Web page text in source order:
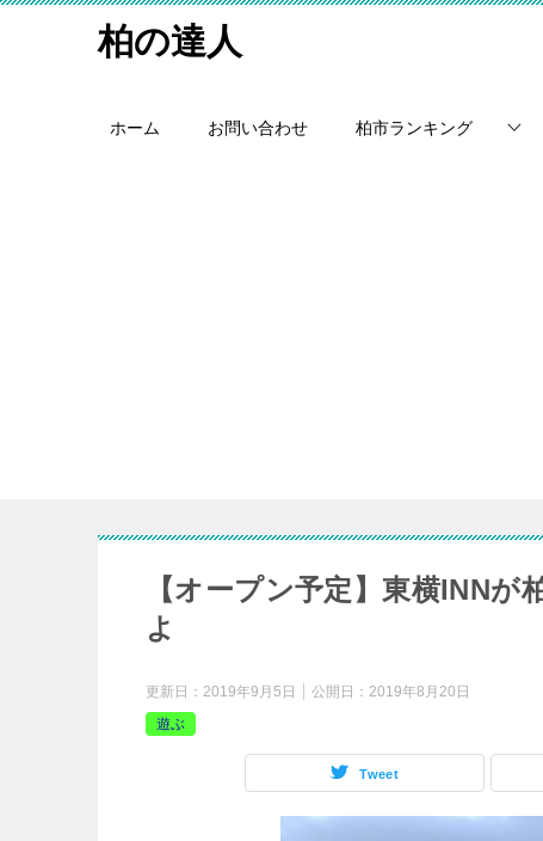
柏の達人
ホーム お問い合わせ 柏市ランキング
【オープン予定】東横INN
よ
更新日： 2019年9月5日 公開日： 2019年8月20日
遊ぶ
Tweet